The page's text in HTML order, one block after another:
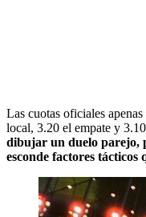
Las cuotas oficiales
local, 3.20 el empate y
dibujar un duelo parejo,
esconde factores tácticos